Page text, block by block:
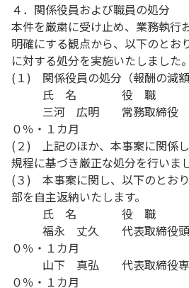
４．関係役員および職員の処分
本件を厳粛に受け止め、業務執行
明確にする観点から、以下のとお
に対する処分を実施いたしました。
(１) 関係役員の処分（報酬の減額
氏 名 役 職
三河 広明 常務取締役
０％・１カ月
(２) 上記のほか、本事案に関係
規程に基づき厳正な処分を行いま
(３) 本事案に関し、以下のとお
部を自主返納いたします。
氏 名 役 職
福永 丈久 代表取締役頭
０％・１カ月
山下 真弘 代表取締役専
０％・１カ月